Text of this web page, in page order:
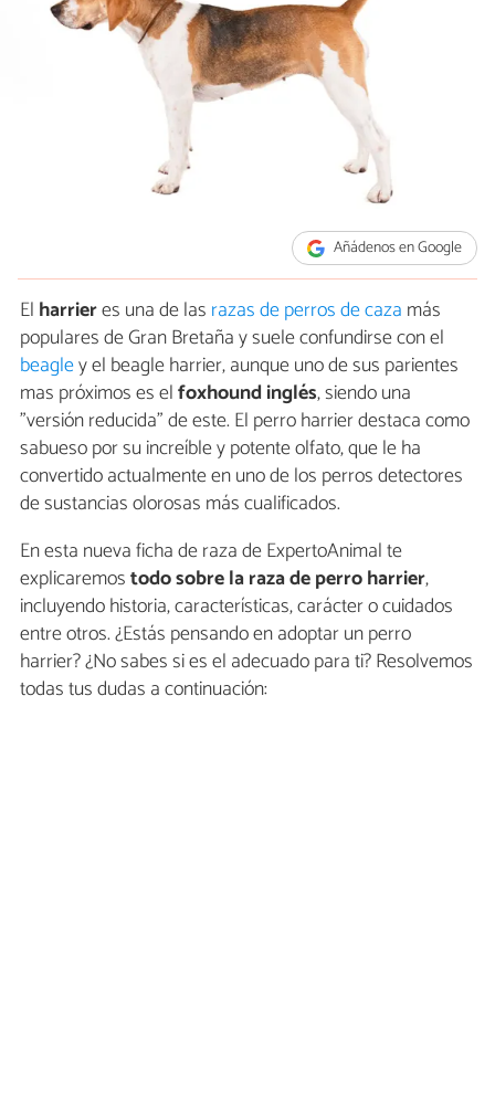
Añádenos en Google
El harrieres una de las razas de perros de caza más
populares de Gran Bretaña y suele confundirse con el
beagley el beagle harrier, aunque uno de sus parientes
mas próximos es elfoxhound inglés, siendo una
"versión reducida" de este. El perro harrier destaca como
sabueso por su increíble y potente olfato, que le ha
convertido actualmente en uno de los perros detectores
de sustancias olorosas más cualificados.
En esta nueva ficha de raza de ExpertoAnimal te
explicaremostodo sobre la raza de perro harrier,
incluyendo historia, características, carácter o cuidados
entre otros. ¿Estás pensando en adoptar un perro
harrier? ¿No sabes si es el adecuado para ti? Resolvemos
todas tus dudas a continuación: